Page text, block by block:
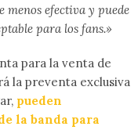
menos efectiva y puede
para los fans.»
para la venta de
la preventa exclusiva
pueden
la banda para